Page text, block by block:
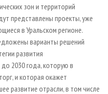
зон и территорий
представлены проекты, уже
в Уральском регионе.
варианты решений
развития
2030 года, которую в
и которая окажет
развитие отрасли, в том числе